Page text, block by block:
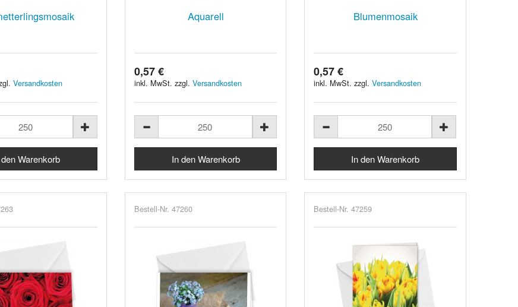
Versandkosten
Aquarell
0,57 €
inkl. MwSt. zzgl. Versandkosten
Blumenmosaik
0,57 €
inkl. MwSt. zzgl.Versandkosten
Bestell-Nr. 47260 Bestell-Nr. 47259